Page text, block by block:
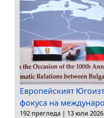
Европейският
фокуса на
192 прегледа | 13 юли 2026